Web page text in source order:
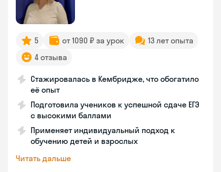
5 от 1090 ₽ за урок
13 лет опыта
4 отзыва
Стажировалась в Кембридже, что обогатило
её опыт
Подготовила учеников к успешной сдаче ЕГЭ
с высокими баллами
Применяет индивидуальный подход к
обучению детей и взрослых
Читать дальше